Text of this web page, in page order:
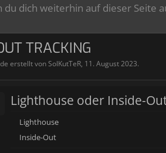
dich weiterhin auf dieser Seite
TRACKING
erstellt vonSolKutTeR, 11. August 2023.
Lighthouse oder Inside-
Lighthouse
Inside-Out